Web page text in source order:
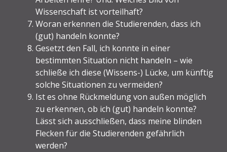
Wissenschaft ist vorteilhaft?
Woran erkennen die Studierenden, dass ich
(gut) handeln konnte?
Gesetzt den Fall, ich konnte in einer
bestimmten Situation nicht handeln – wie
schließe ich diese (Wissens-) Lücke, um künftig
solche Situationen zu vermeiden?
Ist es ohne Rückmeldung von außen möglich
zu erkennen, ob ich (gut) handeln konnte?
Lässt sich ausschließen, dass meine blinden
Flecken für die Studierenden gefährlich
werden?